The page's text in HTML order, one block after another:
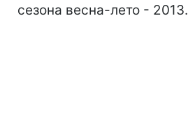
сезона весна-лето - 2013.